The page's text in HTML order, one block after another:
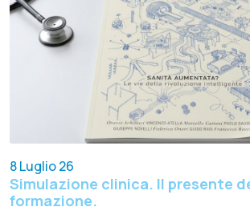
8 Luglio 26
Simulazione clinica. Il presente
formazione.